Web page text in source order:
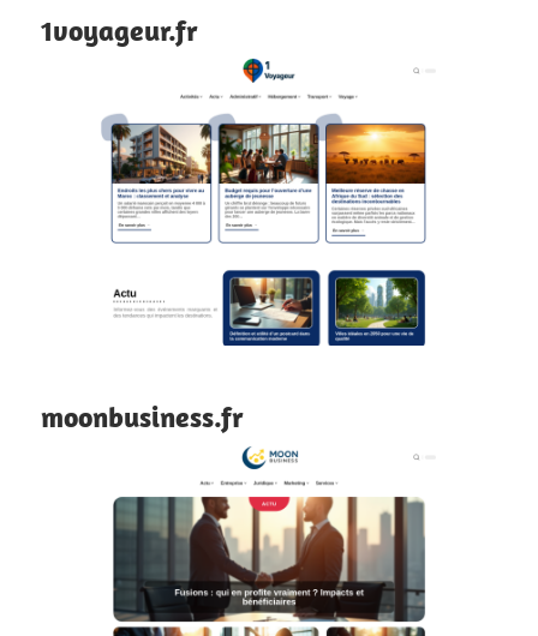
1voyageur.fr
moonbusiness.fr